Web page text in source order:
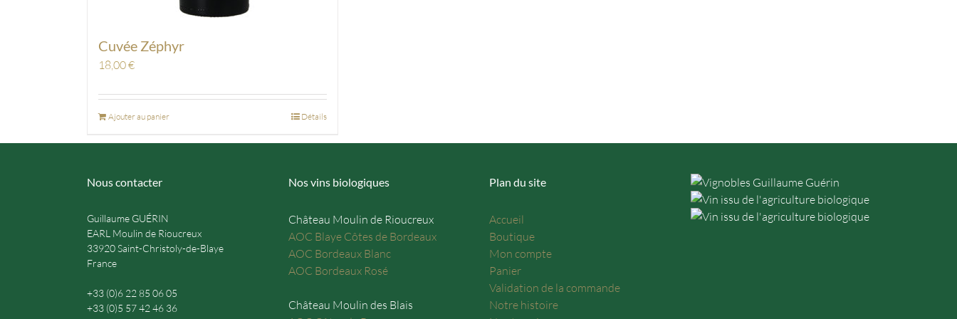
Cuvée Zéphyr
18,00€
Ajouter au panier Détails
Nous contacter
Guillaume GUÉRIN
EARL Moulin de Rioucreux
33920 Saint-Christoly-de-Blaye
France
+33 (0)6 22 85 06 05
+33 (0)5 57 42 46 36
Nos vins biologiques
Château Moulin de Rioucreux
AOC Blaye Côtes de Bordeaux
AOC Bordeaux Blanc
AOC Bordeaux Rosé
Château Moulin des Blais
Plan du site
Accueil
Boutique
Mon compte
Panier
Validation de la commande
Notre histoire